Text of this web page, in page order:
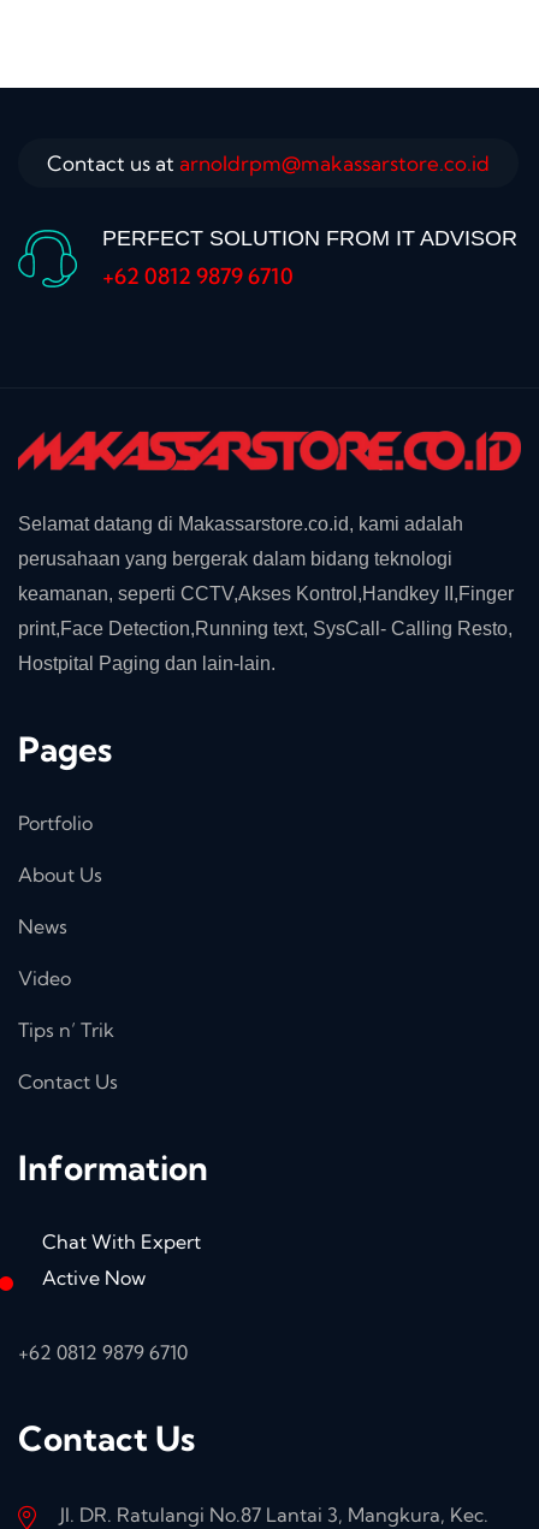
Contact us at arnoldrpm@makassarstore.co.id
PERFECT SOLUTION FROM IT ADVISOR
+62 0812 9879 6710
Selamat datang di Makassarstore.co.id, kami adalah
perusahaan yang bergerak dalam bidang teknologi
keamanan, seperti CCTV,Akses Kontrol,Handkey II,Finger
print,Face Detection,Running text, SysCall- Calling Resto,
Hostpital Paging dan lain-lain.
Pages
Portfolio
About Us
News
Video
Tips n’ Trik
Contact Us
Information
Chat With Expert
Active Now
+62 0812 9879 6710
Contact Us
Jl. DR. Ratulangi No.87 Lantai 3, Mangkura, Kec.